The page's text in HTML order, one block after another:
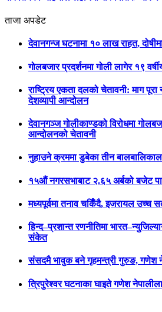
ताजा अपडेट
देवानगन्ज घटनामा १० लाख राहत,
गोलबजार प्रदर्शनमा गोली लागेर १९
राष्ट्रिय एकता दलको चेतावनी: माग
देशव्यापी आन्दोलन
देवानगञ्ज गोलीकाण्डको विरोधमा
आन्दोलनको चेतावनी
नुहाउने क्रममा डुबेका तीन
१५औं नगरसभाबाट २.६५ अर्बको बजेट
मध्यपूर्वमा तनाव चर्किँदै, इजरायल उच्च
हिन्द–प्रशान्त रणनीतिमा
संकेत
संसदमै भावुक बने गृहमन्त्री गुरुङ, गणेश
त्रिपुरेश्वर घटनाका घाइते गणेश